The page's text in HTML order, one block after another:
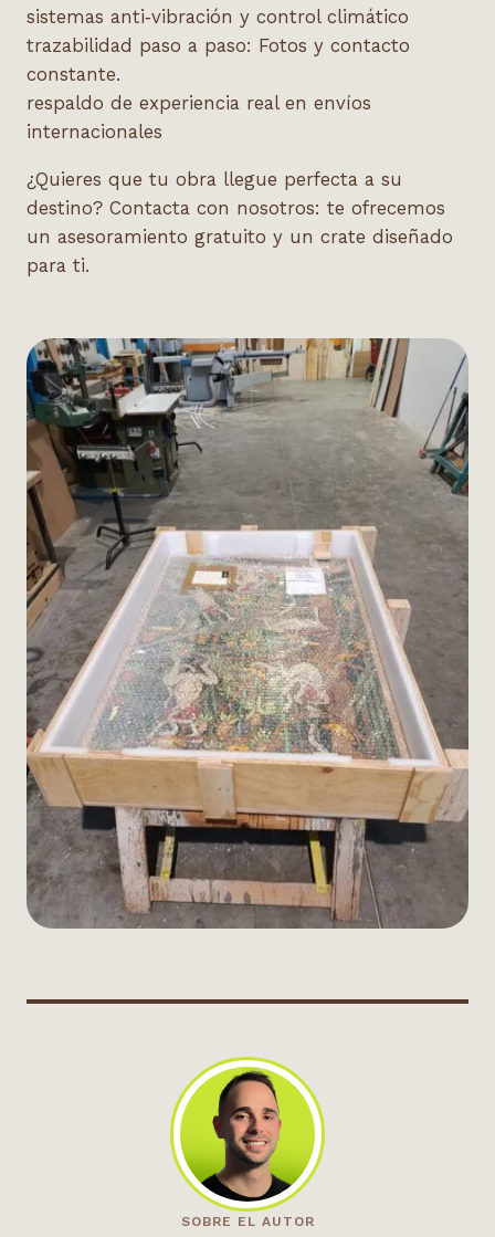
sistemas anti‑vibración y control climático
trazabilidad paso a paso: Fotos y contacto
constante.
respaldo de experiencia real en envíos
internacionales
¿Quieres que tu obra llegue perfecta a su
destino? Contacta con nosotros: te ofrecemos
un asesoramiento gratuito y un crate diseñado
para ti.
SOBRE EL AUTOR